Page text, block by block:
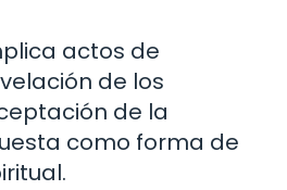
actos de
de los
de la
como forma de